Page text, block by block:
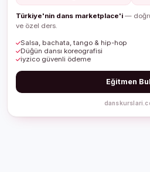
Türkiye'nin dans marketplace'i —
ve özel ders.
Salsa, bachata, tango & hip-hop
Düğün dansı koreografisi
iyzico güvenli ödeme
Eğitmen Bul